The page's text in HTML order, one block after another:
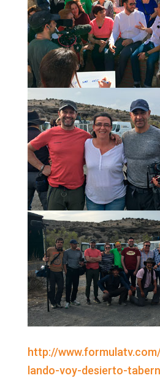
http://
lando-voy-desierto-